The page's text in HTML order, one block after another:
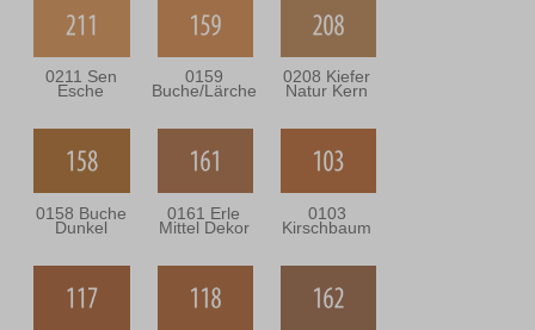
0211 Sen
Esche
0159
Buche/Lärche
0208 Kiefer
Natur Kern
0158 Buche
Dunkel
0161 Erle
Mittel Dekor
0103
Kirschbaum